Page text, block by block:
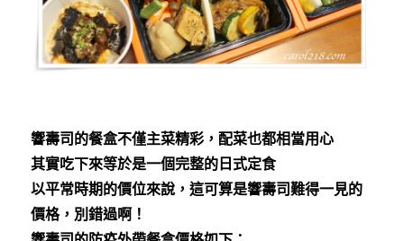
響壽司的餐盒不僅主菜精彩，配菜也都相當用心
其實吃下來等於是一個完整的日式定食
以平常時期的價位來說，這可算是響壽司難得一見的
價格，別錯過啊！